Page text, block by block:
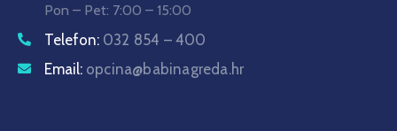
Pon – Pet: 7:00 – 15:00
Telefon: 032 854 – 400
Email: opcina@babinagreda.hr